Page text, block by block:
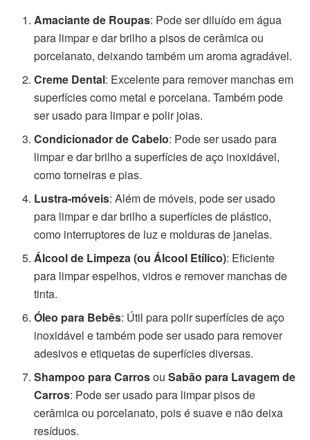
Amaciante de Roupas: Pode ser diluído em água
para limpar e dar brilho a pisos de cerâmica ou
porcelanato, deixando também um aroma agradável.
Creme Dental: Excelente para remover manchas em
superfícies como metal e porcelana. Também pode
ser usado para limpar e polir joias.
Condicionador de Cabelo: Pode ser usado para
limpar e dar brilho a superfícies de aço inoxidável,
como torneiras e pias.
Lustra-móveis: Além de móveis, pode ser usado
para limpar e dar brilho a superfícies de plástico,
como interruptores de luz e molduras de janelas.
Álcool de Limpeza (ou Álcool Etílico): Eficiente
para limpar espelhos, vidros e remover manchas de
tinta.
Óleo para Bebês: Útil para polir superfícies de aço
inoxidável e também pode ser usado para remover
adesivos e etiquetas de superfícies diversas.
Shampoo para CarrosouSabão para Lavagem de
Carros: Pode ser usado para limpar pisos de
cerâmica ou porcelanato, pois é suave e não deixa
resíduos.